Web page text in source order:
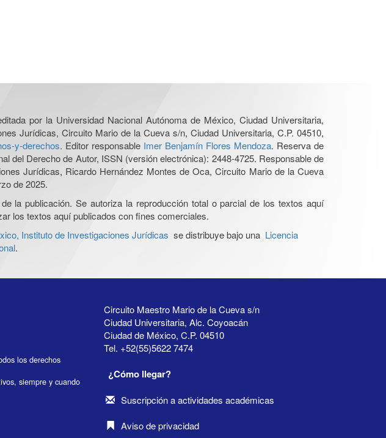
por la Universidad Nacional Autónoma de México, Ciudad Universitaria,
Jurídicas, Circuito Mario de la Cueva s/n, Ciudad Universitaria, C.P. 04510,
y-derechos. Editor responsable Imer Benjamín Flores Mendoza. Reserva de
del Derecho de Autor, ISSN (versión electrónica): 2448-4725. Responsable de
Jurídicas, Ricardo Hernández Montes de Oca, Circuito Mario de la Cueva
de 2025.
la publicación. Se autoriza la reproducción total o parcial de los textos aquí
los textos aquí publicados con fines comerciales.
Instituto de Investigaciones Jurídicas se distribuye bajo una Licencia
.
los derechos
siempre y cuando
Circuito Maestro Mario de la Cueva s/n
Ciudad Universitaria, Alc. Coyoacán
Ciudad de México, C.P. 04510
Tel. +52(55)5622 7474
¿Cómo llegar?
Suscripción a actividades académicas
Aviso de privacidad